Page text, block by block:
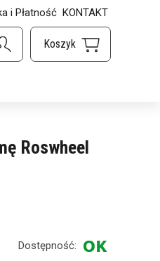
i Płatność KONTAKT
Roswheel
Dostępność: